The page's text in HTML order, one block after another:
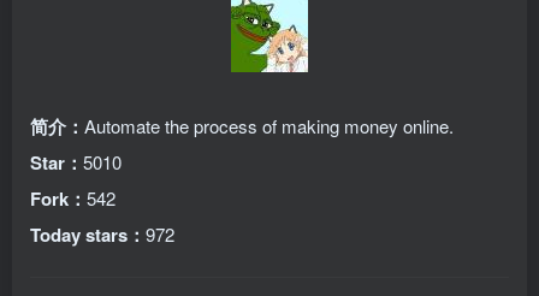
简介： Automate the process of making money online.
Star： 5010
Fork： 542
Today stars： 972